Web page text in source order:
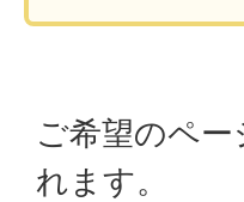
ご希望のペ
れます。